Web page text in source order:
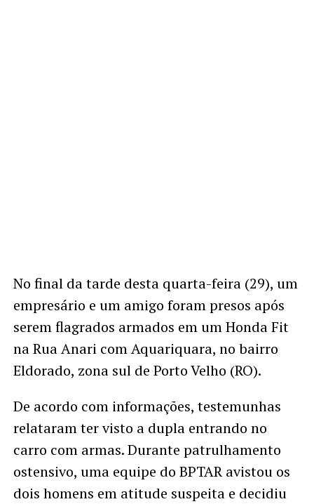
No final da tarde desta quarta-feira (29), um
empresário e um amigo foram presos após
serem flagrados armados em um Honda Fit
na Rua Anari com Aquariquara, no bairro
Eldorado, zona sul de Porto Velho (RO).
De acordo com informações, testemunhas
relataram ter visto a dupla entrando no
carro com armas. Durante patrulhamento
ostensivo, uma equipe do BPTAR avistou os
dois homens em atitude suspeita e decidiu